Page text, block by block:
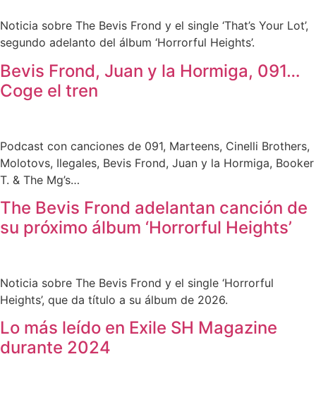
Noticia sobre The Bevis Frond y el single ‘That’s Your Lot’,
segundo adelanto del álbum ‘Horrorful Heights’.
Bevis Frond, Juan y la Hormiga, 091…
Coge el tren
Podcast con canciones de 091, Marteens, Cinelli Brothers,
Molotovs, Ilegales, Bevis Frond, Juan y la Hormiga, Booker
T. & The Mg’s…
The Bevis Frond adelantan canción de
su próximo álbum ‘Horrorful Heights’
Noticia sobre The Bevis Frond y el single ‘Horrorful
Heights’, que da título a su álbum de 2026.
Lo más leído en Exile SH Magazine
durante 2024